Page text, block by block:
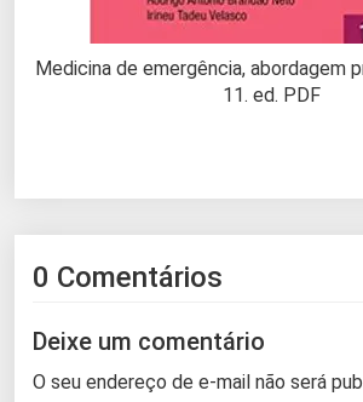
Medicina de emergência, abordagem
11. ed. PDF
0 Comentários
Deixe um comentário
O seu endereço de e-mail não será